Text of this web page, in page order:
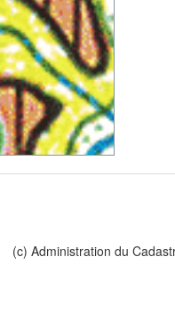
(c) Administration du